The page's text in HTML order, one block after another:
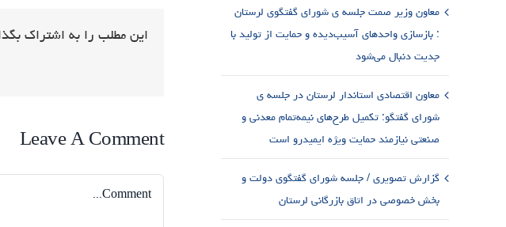
این مطلب را به اشتراک
Leave A Comment
معاون وزیر صمت جلسه ی شورای گفتگوی لرستان
: بازسازی واحدهای آسیب‌دیده و حمایت از تولید با
جدیت دنبال می‌شود
معاون اقتصادی استاندار لرستان در جلسه ی
شورای گفتگو: تکمیل طرح‌های نیمه‌تمام معدنی و
صنعتی نیازمند حمایت ویژه ایمیدرو است
گزارش تصویری / جلسه شورای گفتگوی دولت و
بخش خصوصی در اتاق بازرگانی لرستان